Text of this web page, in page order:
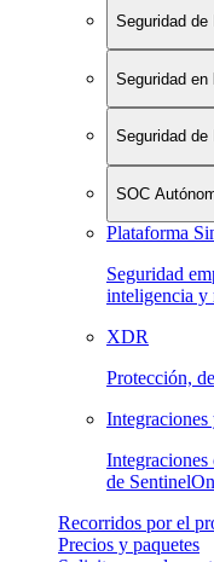
Seguridad de
Seguridad en
Seguridad de
SOC
Plataforma
Seguridad
inteligencia y
XDR
Protección,
Integraciones
de
Recorridos por el
Precios y paquetes